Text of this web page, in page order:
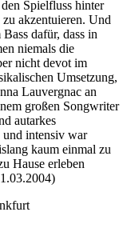
Spielfluss hinter
akzentuieren. Und
dafür, dass in
niemals die
nicht devot im
Umsetzung,
Lauvergnac an
großen Songwriter
autarkes
und intensiv war
kaum einmal zu
Hause erleben